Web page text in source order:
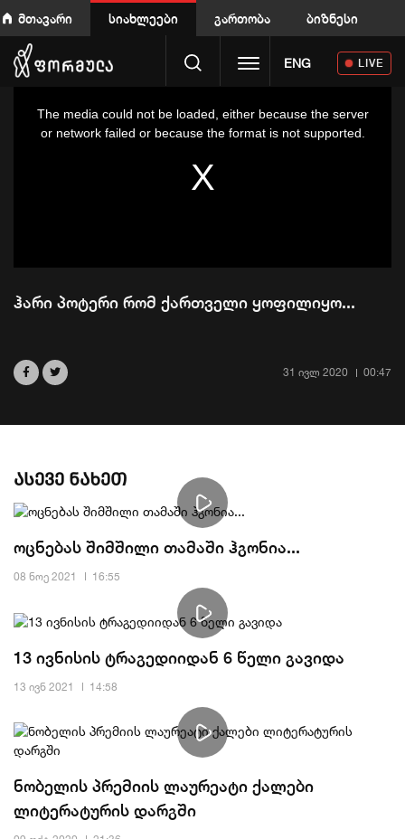
მთავარი სიახლეები გართობა ბიზნესი
Toggle navigation
ENG LIVE
The media could not be loaded, either because the server
or network failed or because the format is not supported.
ჰარი პოტერი რომ ქართველი ყოფილიყო...
31 ივლ 2020 00:47
ასევე ნახეთ
ოცნებას შიმშილი თამაში ჰგონია...
08 ნოე 2021 16:55
13 ივნისის ტრაგედიიდან 6 წელი გავიდა
13 ივნ 2021 14:58
ნობელის პრემიის ლაურეატი ქალები
ლიტერატურის დარგში